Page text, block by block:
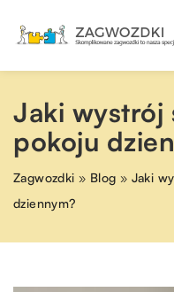
Jaki wystrój
pokoju
Zagwozdki » Blog » Jaki
dziennym?